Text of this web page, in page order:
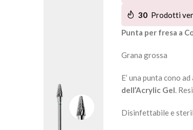
30 Prodotti
Punta per fresa a
Grana grossa
E’ una punta cono ad
dell’Acrylic Gel.
Disinfettabile e